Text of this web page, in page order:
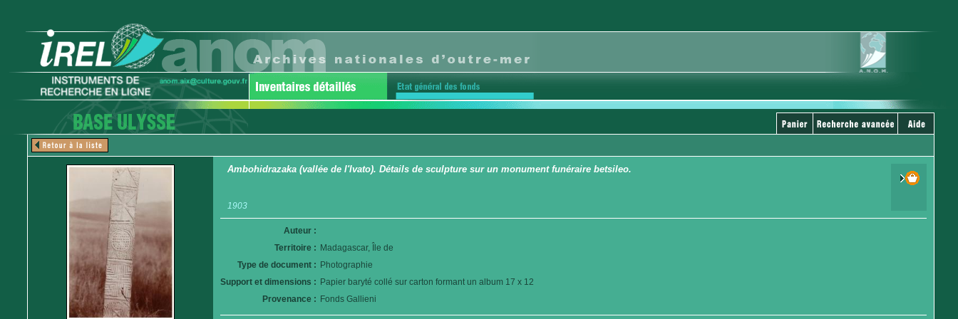
Ambohidrazaka (vallée de l'Ivato). Détails de sculpture sur un monument funéraire betsileo.
1903
Auteur :
Territoire : Madagascar, Île de
Type de document : Photographie
Support et dimensions : Papier baryté collé sur carton formant un album 17 x 12
Provenance : Fonds Gallieni